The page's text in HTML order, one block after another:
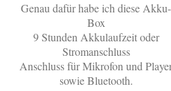
Genau dafür habe ich diese Akku-
Box
9 Stunden Akkulaufzeit oder
Stromanschluss
Anschluss für Mikrofon und
sowie Bluetooth.